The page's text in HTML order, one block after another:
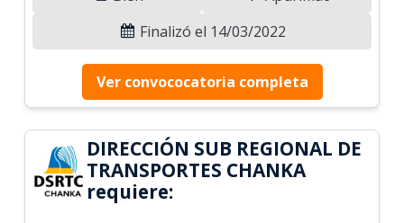
Finalizó el 14/03/2022
Ver convococatoria completa
DIRECCIÓN SUB REGIONAL DE
TRANSPORTES CHANKA
requiere: